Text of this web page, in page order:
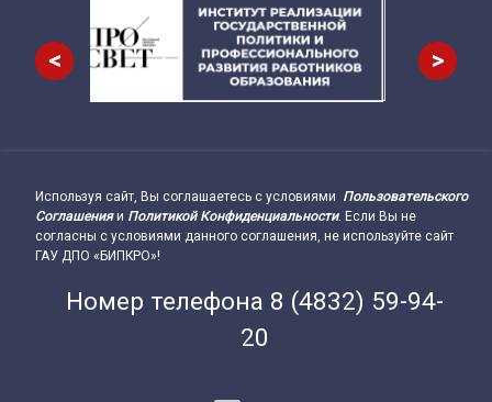
< >
Подвал сайта → влево
Используя сайт, Вы соглашаетесь с условиями Пользовательского
Соглашенияи Политикой Конфиденциальности. Если Вы не
согласны с условиями данного соглашения, не используйте сайт
ГАУ ДПО «БИПКРО»!
Номер телефона 8 (4832) 59-94-
20